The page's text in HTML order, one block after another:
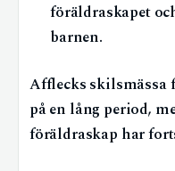
föräldraskapet
barnen.
Afflecks skilsmässa
på en lång period,
föräldraskap har